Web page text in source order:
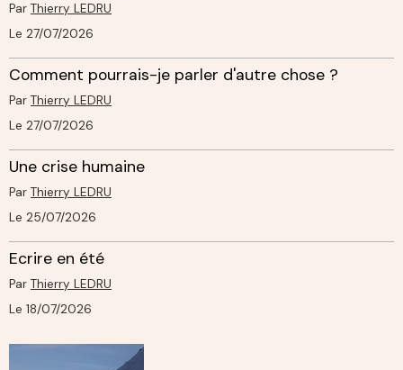
Par Thierry LEDRU
Le 27/07/2026
Comment pourrais-je parler d'autre chose ?
Par Thierry LEDRU
Le 27/07/2026
Une crise humaine
Par Thierry LEDRU
Le 25/07/2026
Ecrire en été
Par Thierry LEDRU
Le 18/07/2026